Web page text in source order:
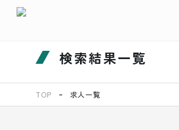
検索結果一覧
TOP 求人一覧